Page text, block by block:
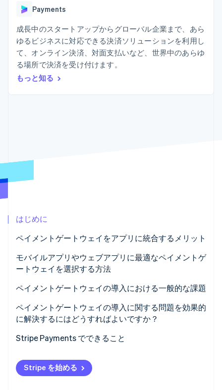
Boost
決済成功率の
最適化
Link
スピーディー
な決済
データの同
期
その他
スタートアップの企業設立
Stripe Sessions 2026
Stripe が AI の経済インフラをどのように構築しているかを
ご覧ください。
こちらをご覧ください
ゲーム
ホスピタリティ、旅行、
レジャー
保険
メディアおよびエンター
テインメント
ビス
リソース
アプリへの導入
コードサンプル
開発者のブログ
お問い合わせ
営業にお問い合わせ
パートナーになる
Payments
成長中のスタートアップからグローバル企業まで、あら
ゆるビジネスに対応できる決済ソリューションを利用し
て、オンライン決済、対面支払いなど、世界中のあらゆ
る場所で決済を受け付けます。
もっと知る
はじめに
ペイメントゲートウェイをアプリに統合するメリット
簡単なチェックアウト
構築済みのセキュリティ
実用的なインサイト
グローバル対応
モバイルアプリやウェブアプリに最適なペイメントゲ
ートウェイを選択する方法
安全性と法令遵守を優先する
支払い方法をユーザーに合わせる
開発者体験を考慮する
料金体系とキャッシュフローを理解する
将来の計画
ペイメントゲートウェイの導入における一般的な課題
サンドボックスは本番環境とは異なる
Webhook が無視される
ユーザー体験が信頼を損なう
現地支払いのギャップ
ペイメントゲートウェイの導入に関する問題を効果的
に解決するにはどうすればよいですか？
法令遵守とセキュリティから始める
サンドボックスをステージング環境のように活用する
すべてを記録し、大きな声で失敗する
Stripe Payments でできること
Stripe を始める